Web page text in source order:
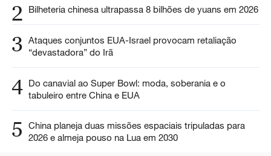
2 Bilheteria chinesa ultrapassa 8 bilhões de yuans em 2026
3 Ataques conjuntos EUA-Israel provocam retaliação
“devastadora” do Irã
4 Do canavial ao Super Bowl: moda, soberania e o
tabuleiro entre China e EUA
5
China planeja duas missões espaciais tripuladas para
2026 e almeja pouso na Lua em 2030